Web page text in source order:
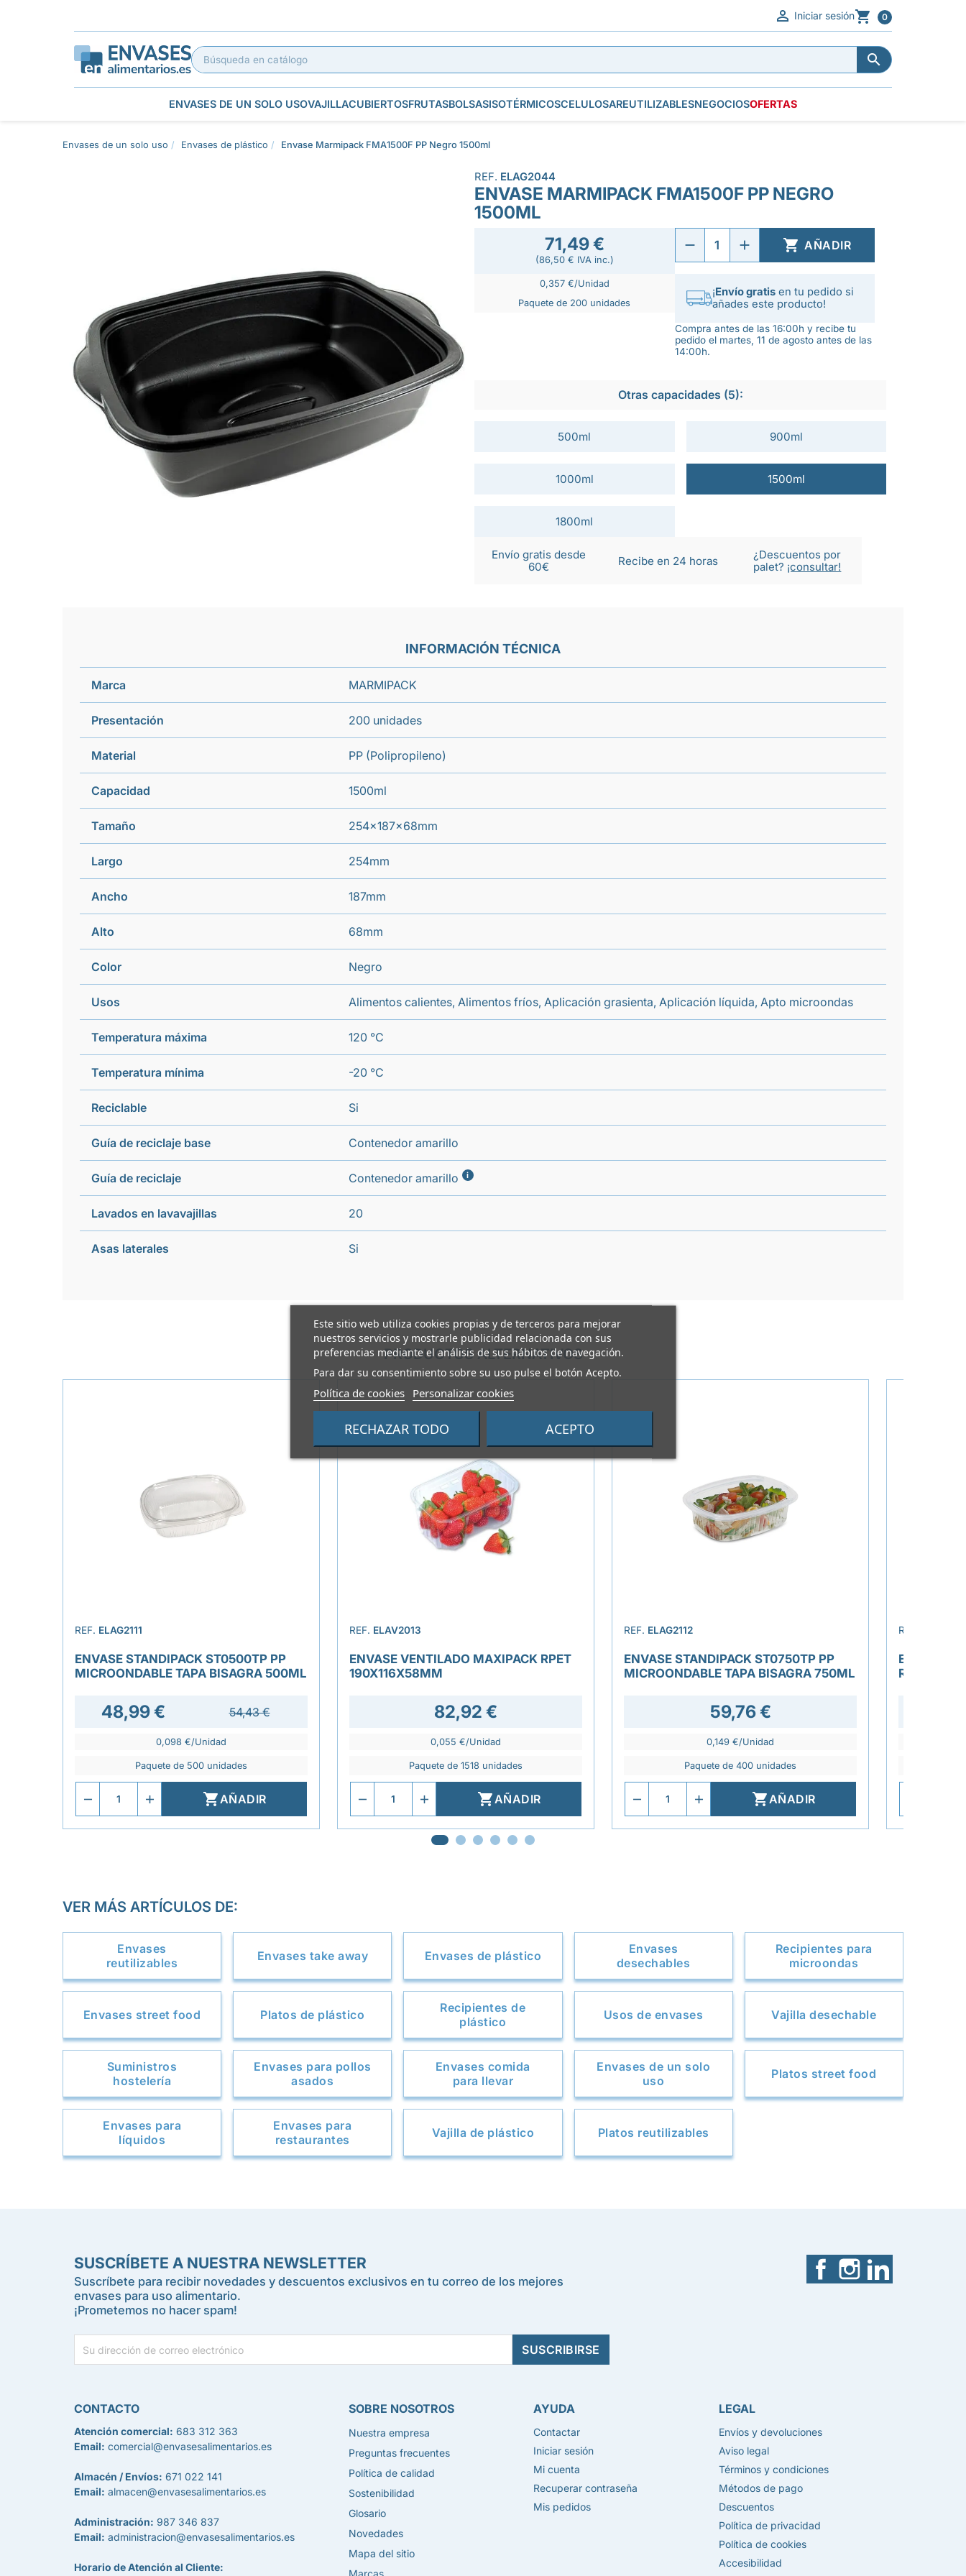
 Iniciar sesión 0


ENVASES DE UN SOLO USOVAJILLACUBIERTOSFRUTASBOLSASISOTÉRMICOSCELULOSAREUTILIZABLESNEGOCIOSOFERTAS
Este sitio web utiliza cookies propias y de terceros para mejorar
nuestros servicios y mostrarle publicidad relacionada con sus
preferencias mediante el análisis de sus hábitos de navegación.
Para dar su consentimiento sobre su uso pulse el botón Acepto.
Política de cookies Personalizar cookies
RECHAZAR TODO ACEPTO
Envases de un solo uso Envases de plástico Envase Marmipack FMA1500F PP Negro 1500ml
REF. ELAG2044
ENVASE MARMIPACK FMA1500F PP NEGRO
1500ML
71,49 €
(86,50 € IVA inc.)
0,357 €/Unidad
Paquete de 200 unidades
 AÑADIR
¡Envío gratisen tu pedido si
añades este producto!
Compra antes de las 16:00h y recibe tu
pedido el martes, 11 de agosto antes de las
14:00h.
Otras capacidades (5):
500ml 900ml
1000ml 1500ml
1800ml
Envío gratis desde
60€
Recibe en 24 horas
¿Descuentos por
palet? ¡consultar!
INFORMACIÓN TÉCNICA
Marca MARMIPACK
Presentación 200 unidades
Material PP (Polipropileno)
Capacidad 1500ml
Tamaño 254x187x68mm
Largo 254mm
Ancho 187mm
Alto 68mm
Color Negro
Usos Alimentos calientes, Alimentos fríos, Aplicación grasienta, Aplicación líquida, Apto microondas
Temperatura máxima 120 °C
Temperatura mínima -20 °C
Reciclable Si
Guía de reciclaje base Contenedor amarillo
Guía de reciclaje Contenedor amarillo i
Lavados en lavavajillas 20
Asas laterales Si
PRODUCTOS ALTERNATIVOS
REF. ELAG2111
ENVASE STANDIPACK ST0500TP PP
MICROONDABLE TAPA BISAGRA 500ML
48,99 € 54,43 €
0,098 €/Unidad
Paquete de 500 unidades
AÑADIR
REF. ELAV2013
ENVASE VENTILADO MAXIPACK RPET
190X116X58MM
82,92 €
0,055 €/Unidad
Paquete de 1518 unidades
AÑADIR
REF. ELAG2112
ENVASE STANDIPACK ST0750TP PP
MICROONDABLE TAPA BISAGRA 750ML
59,76 €
0,149 €/Unidad
Paquete de 400 unidades
AÑADIR
REF.
RPET
VER MÁS ARTÍCULOS DE:
Envases
reutilizables
Envases take away Envases de plástico
Envases
desechables
Recipientes para
microondas
Envases street food Platos de plástico
Recipientes de
plástico
Usos de envases Vajilla desechable
Suministros
hostelería
Envases para pollos
asados
Envases comida
para llevar
Envases de un solo
uso
Platos street food
Envases para
líquidos
Envases para
restaurantes
Vajilla de plástico Platos reutilizables
SUSCRÍBETE A NUESTRA NEWSLETTER
Suscríbete para recibir novedades y descuentos exclusivos en tu correo de los mejores
envases para uso alimentario.
¡Prometemos no hacer spam!
FacebookInstagram
CONTACTO
Atención comercial: 683 312 363
Email: comercial@envasesalimentarios.es
Almacén / Envíos: 671 022 141
Email: almacen@envasesalimentarios.es
Administración: 987 346 837
Email: administracion@envasesalimentarios.es
Horario de Atención al Cliente:
SOBRE NOSOTROS
Nuestra empresa
Preguntas frecuentes
Política de calidad
Sostenibilidad
Glosario
Novedades
Mapa del sitio
Marcas
AYUDA
Contactar
Iniciar sesión
Mi cuenta
Recuperar contraseña
Mis pedidos
LEGAL
Envíos y devoluciones
Aviso legal
Términos y condiciones
Métodos de pago
Descuentos
Política de privacidad
Política de cookies
Accesibilidad